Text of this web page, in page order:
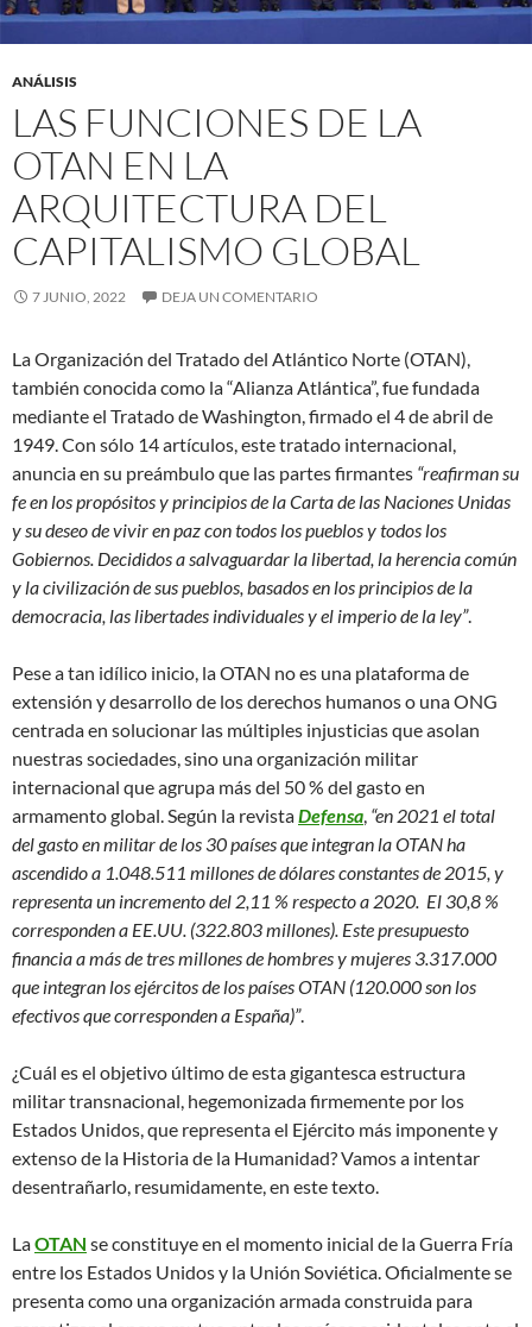
ANÁLISIS
LAS FUNCIONES DE LA
OTAN EN LA
ARQUITECTURA DEL
CAPITALISMO GLOBAL
7 JUNIO, 2022 DEJA UN COMENTARIO
La Organización del Tratado del Atlántico Norte (OTAN),
también conocida como la “Alianza Atlántica”, fue fundada
mediante el Tratado de Washington, firmado el 4 de abril de
1949. Con sólo 14 artículos, este tratado internacional,
anuncia en su preámbulo que las partes firmantes “reafirman su
fe en los propósitos y principios de la Carta de las Naciones Unidas
y su deseo de vivir en paz con todos los pueblos y todos los
Gobiernos. Decididos a salvaguardar la libertad, la herencia común
y la civilización de sus pueblos, basados en los principios de la
democracia, las libertades individuales y el imperio de la ley”.
Pese a tan idílico inicio, la OTAN no es una plataforma de
extensión y desarrollo de los derechos humanos o una ONG
centrada en solucionar las múltiples injusticias que asolan
nuestras sociedades, sino una organización militar
internacional que agrupa más del 50 % del gasto en
armamento global. Según la revistaDefensa, “en 2021 el total
del gasto en militar de los 30 países que integran la OTAN ha
ascendido a 1.048.511 millones de dólares constantes de 2015, y
representa un incremento del 2,11 % respecto a 2020. El 30,8 %
corresponden a EE.UU. (322.803 millones). Este presupuesto
financia a más de tres millones de hombres y mujeres 3.317.000
que integran los ejércitos de los países OTAN (120.000 son los
efectivos que corresponden a España)”.
¿Cuál es el objetivo último de esta gigantesca estructura
militar transnacional, hegemonizada firmemente por los
Estados Unidos, que representa el Ejército más imponente y
extenso de la Historia de la Humanidad? Vamos a intentar
desentrañarlo, resumidamente, en este texto.
LaOTAN se constituye en el momento inicial de la Guerra Fría
entre los Estados Unidos y la Unión Soviética. Oficialmente se
presenta como una organización armada construida para